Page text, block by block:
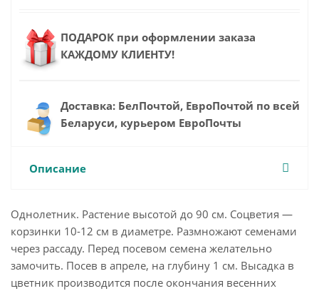
ПОДАРОК при оформлении заказа
КАЖДОМУ КЛИЕНТУ!
Доставка: БелПочтой, ЕвроПочтой по всей
Беларуси, курьером ЕвроПочты
Описание
Однолетник. Растение высотой до 90 см. Соцветия —
корзинки 10-12 см в диаметре. Размножают семенами
через рассаду. Перед посевом семена желательно
замочить. Посев в апреле, на глубину 1 см. Высадка в
цветник производится после окончания весенних